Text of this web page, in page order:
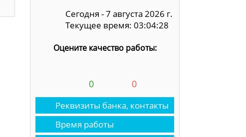
Сегодня - 7 августа 2026 г.
Текущее время: 03:04:29
Оцените качество работы:
0 0
Реквизиты банка, контакты
Время работы